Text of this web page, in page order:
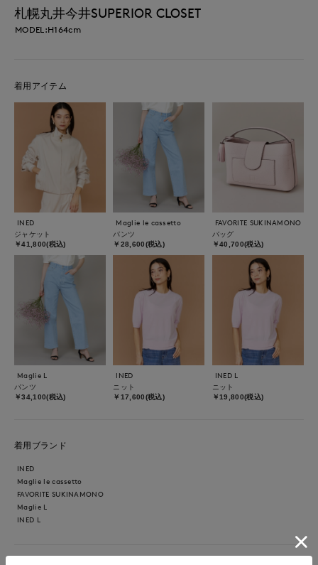
札幌丸井今井SUPERIOR CLOSET
MODEL:H164cm
着用アイテム
INED
ジャケット
￥41,800(税込)
Maglie le cassetto
パンツ
￥28,600(税込)
FAVORITE SUKINAMONO
バッグ
￥40,700(税込)
Maglie L
パンツ
￥34,100(税込)
INED
ニット
￥17,600(税込)
INED L
ニット
￥19,800(税込)
着用ブランド
INED
Maglie le cassetto
FAVORITE SUKINAMONO
Maglie L
INED L